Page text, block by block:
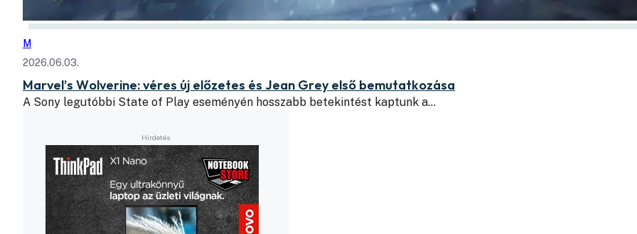
M
2026.06.03.
Marvel’s Wolverine: véres új előzetes és Jean Grey első bemutatkozása
A Sony legutóbbi State of Play eseményén hosszabb betekintést kaptunk a…